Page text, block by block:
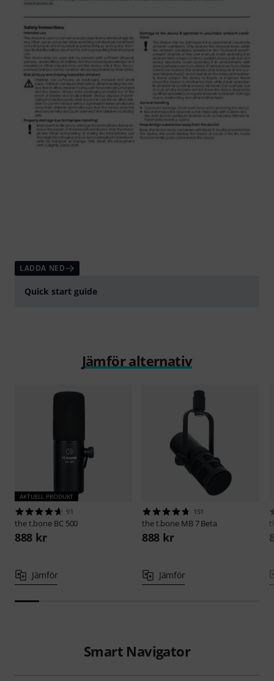
LADDA NED
Quick start guide
Jämför alternativ
AKTUELL PRODUKT
91
the t.bone BC 500
888 kr
Jämför
151
the t.bone MB 7 Beta
888 kr
Jämför
Smart Navigator